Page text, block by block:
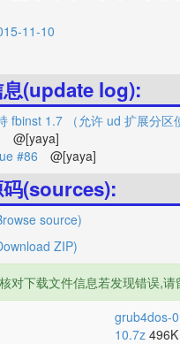
11-10
息(update log):
fbinst 1.7 （允许 ud 扩展分区
@[yaya]
#86 @[yaya]
(sources):
source)
ZIP)
对下载文件信息若发现错误,请
grub4dos-
10.7z 496K